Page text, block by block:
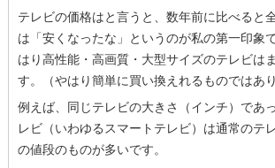
テレビの価格はと言うと、数年前に比べると
は「安くなったな」というのが私の第一印象
はり高性能・高画質・大型サイズのテレビは
す。（やはり簡単に買い換えれるものではあ
例えば、同じテレビの大きさ（インチ）であ
レビ（いわゆるスマートテレビ）は通常のテ
の値段のものが多いです。